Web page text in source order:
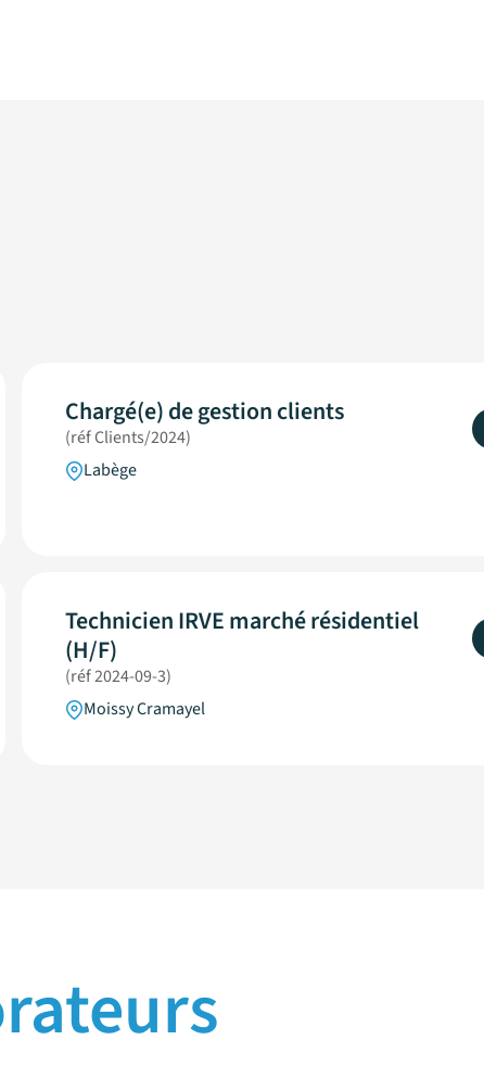
Chargé(e) de gestion clients
(réf Clients/2024)
Labège
Technicien IRVE marché résidentiel
(H/F)
(réf 2024-09-3)
Moissy Cramayel